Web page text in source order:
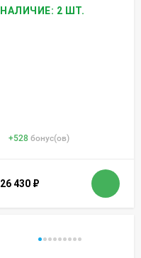
НАЛИЧИЕ: 2 ШТ.
+528 бонус(ов)
26 430 ₽